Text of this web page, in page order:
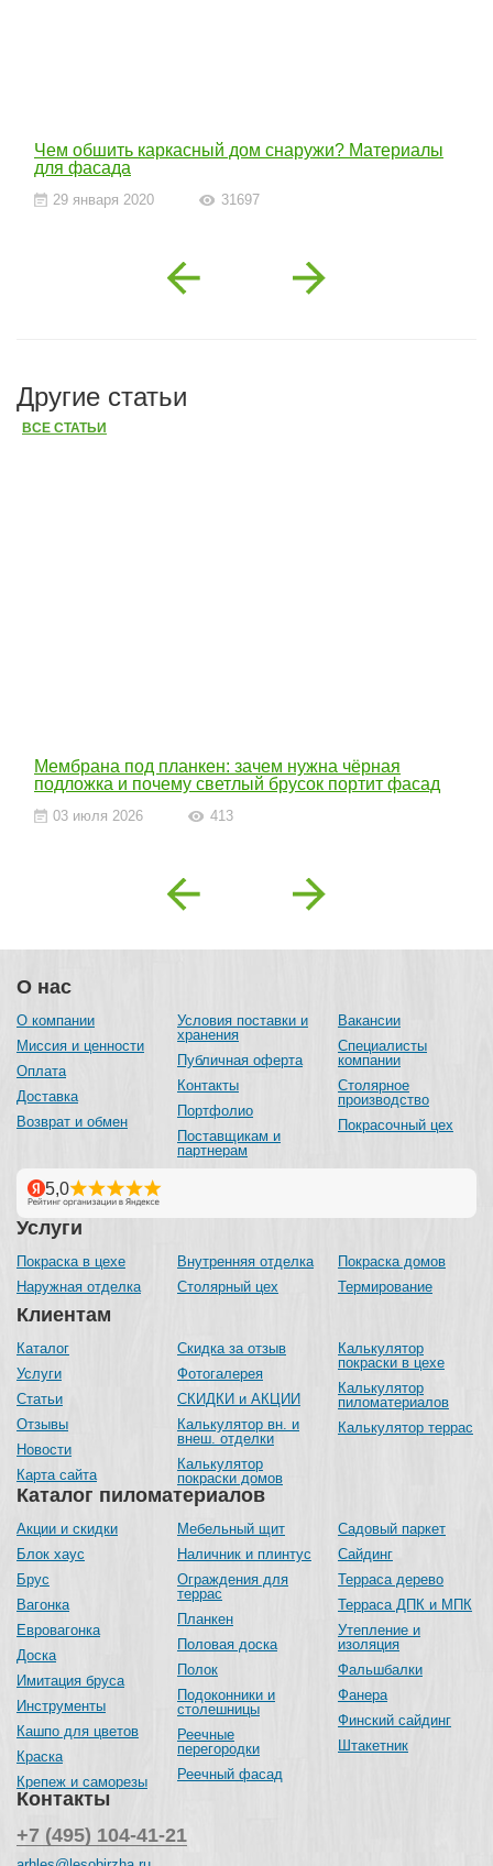
Чем обшить каркасный дом снаружи? Материалы
для фасада
29 января 2020 31697
Previous Next
Другие статьи
ВСЕ СТАТЬИ
Мембрана под планкен: зачем нужна чёрная
подложка и почему светлый брусок портит фасад
03 июля 2026 413
Previous Next
О нас
О компании
Миссия и ценности
Оплата
Доставка
Возврат и обмен
Условия поставки и
хранения
Публичная оферта
Контакты
Портфолио
Поставщикам и
партнерам
Вакансии
Специалисты
компании
Столярное
производство
Покрасочный цех
Каталог пиломатериалов
Акции и скидки
Блок хаус
Брус
Вагонка
Евровагонка
Доска
Имитация бруса
Инструменты
Кашпо для цветов
Краска
Крепеж и саморезы
Мебельный щит
Наличник и плинтус
Ограждения для
террас
Планкен
Половая доска
Полок
Подоконники и
столешницы
Реечные
перегородки
Реечный фасад
Садовый паркет
Сайдинг
Терраса дерево
Терраса ДПК и МПК
Утепление и
изоляция
Фальшбалки
Фанера
Финский сайдинг
Штакетник
Услуги
Покраска в цехе
Наружная отделка
Внутренняя отделка
Столярный цех
Покраска домов
Термирование
Клиентам
Каталог
Услуги
Статьи
Отзывы
Новости
Карта сайта
Скидка за отзыв
Фотогалерея
СКИДКИ и АКЦИИ
Калькулятор вн. и
внеш. отделки
Калькулятор
покраски домов
Калькулятор
покраски в цехе
Калькулятор
пиломатериалов
Калькулятор террас
Контакты
+7 (495) 104-41-21